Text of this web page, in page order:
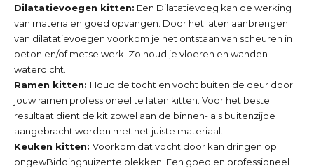
Dilatatievoegen kitten: Een Dilatatievoeg kan de werking
van materialen goed opvangen. Door het laten aanbrengen
van dilatatievoegen voorkom je het ontstaan van scheuren in
beton en/of metselwerk. Zo houd je vloeren en wanden
waterdicht.
Ramen kitten: Houd de tocht en vocht buiten de deur door
jouw ramen professioneel te laten kitten. Voor het beste
resultaat dient de kit zowel aan de binnen- als buitenzijde
aangebracht worden met het juiste materiaal.
Keuken kitten: Voorkom dat vocht door kan dringen op
ongewBiddinghuizente plekken! Een goed en professioneel